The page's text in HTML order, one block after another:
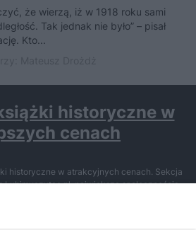
że wierzą, iż w 1918 roku sami
Tak jednak nie było” – pisał
Kto...
historyczne w
cenach
historyczne w atrakcyjnych cenach. Sekcja
Lubimyczytac.pl, największą społecznością
– dzięki temu możesz wybierać spośród
ocenianych przez czytelników.